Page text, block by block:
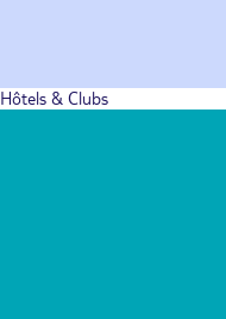
Hôtels & Clubs